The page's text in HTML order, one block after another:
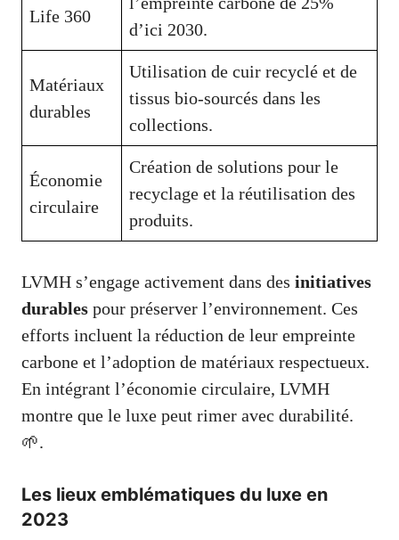
Life 360
d’ici 2030.
Matériaux
durables
Utilisation de cuir recyclé et de
tissus bio-sourcés dans les
collections.
Économie
circulaire
Création de solutions pour le
recyclage et la réutilisation des
produits.
LVMH s’engage activement dans des initiatives
durables pour préserver l’environnement. Ces
efforts incluent la réduction de leur empreinte
carbone et l’adoption de matériaux respectueux.
En intégrant l’économie circulaire, LVMH
montre que le luxe peut rimer avec durabilité.
🌱.
Les lieux emblématiques du luxe en
2023